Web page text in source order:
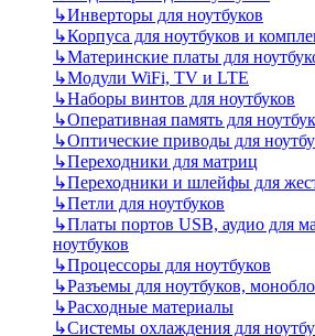
↳Инверторы для ноутбуков
↳Корпуса для ноутбуков и
↳Материнские платы для
↳Модули WiFi, TV и LTE
↳Наборы винтов для ноутбуков
↳Оперативная память для
↳Оптические приводы для
↳Переходники для матриц
↳Переходники и шлейфы для
↳Петли для ноутбуков
↳Платы портов USB, аудио для
ноутбуков
↳Процессоры для ноутбуков
↳Разъемы для ноутбуков,
↳Расходные материалы
↳Системы охлаждения для